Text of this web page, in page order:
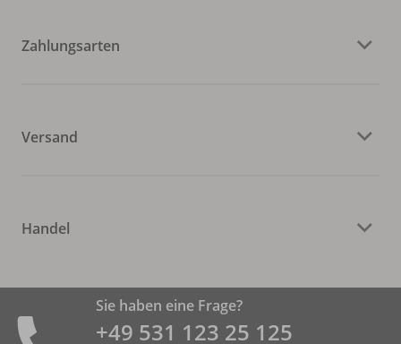
Zahlungsarten
Versand
Handel
Sie haben eine Frage?
+49 531 ­123 25 125